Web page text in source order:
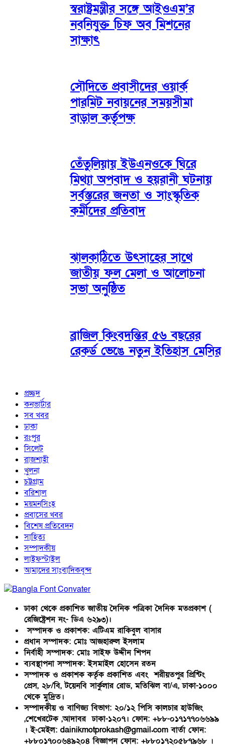
স্বরাষ্ট্রমন্ত্রীর সঙ্গে আইওএম’র
নবনিযুক্ত চিফ অব মিশনের
সাক্ষাৎ
সৌদিতে প্রবাসীদের ওয়ার্ক
পারমিট নবায়নের সময়সীমা
বাড়াল কর্তৃপক্ষ
তেঁতুলিয়ায় ইউএনওকে ঘিরে
মিথ্যা অপবাদ ও হয়রানী ঘটনায়
সর্বস্তরের জনতা ও সাংস্কৃতিক
কর্মীদের প্রতিবাদ
ঝালকাঠিতে উৎসাহের সাথে
জাতীয় ফল মেলা ও আলোচনা
সভা অনুষ্ঠিত
ব্রাজিল কিংবদন্তির ৫৬ বছরের
রেকর্ড ভেঙে নতুন ইতিহাস মেসির
প্রচ্ছদ
কনভার্টার
সব খবর
ঢাকা
রংপুর
সিলেট
রাজশাহী
খুলনা
চট্টগ্রাম
বরিশাল
ময়মনসিংহ
প্রবাসের খবর
বিশেষ প্রতিবেদন
সাহিত্য
সম্পাদকীয়
লাইফস্টাইল
আমাদের সাংবাদিকবৃন্দ
ঢাকা থেকে প্রকাশিত জাতীয় দৈনিক পত্রিকা দৈনিক মতপ্রকাশ (
রেজিষ্ট্রেশন নং- ডিএ ৬২৯৩)।
সম্পাদক ও প্রকাশক: এটিএম রাকিবুল বাসার
প্রধান সম্পাদক: মোঃ আজহারুল ইসলাম
নির্বাহী সম্পাদক: মোঃ সাইফ উদ্দীন শিপন
ব্যবস্থাপনা সম্পাদক: ইসমাইল হোসেন রতন
সম্পাদক ও প্রকাশক কর্তৃক প্রকাশিত এবং শরীয়তপুর প্রিন্টিং
প্রেস, ২৮/বি, টয়েনবি সার্কুলার রোড, মতিঝিল বা/এ, ঢাকা-১০০০
থেকে মুদ্রিত।
সম্পাদকীয় ও বাণিজ্য বিভাগ: ২০/১২ পিসি কালচার হাউজিং
,শেখেরটেক ,আদাবর ঢাকা-১২০৭। ফোন: +৮৮-০১৭১৭৭০৬৬৯৯
। ই-মেইল: dainikmotprokash@gmail.com বার্তা ফোন:
+৮৮০১৭০০৬৪৯২০৪ বিজ্ঞাপন ফোন: +৮৮০১৭২০৫৮৭৯৬৮ ।